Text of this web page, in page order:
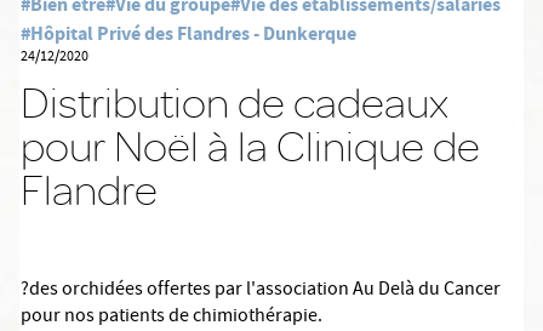
#Hôpital Privé des Flandres - Dunkerque
24/12/2020
Distribution de cadeaux
pour Noël à la Clinique de
Flandre
?des orchidées offertes par l'association Au Delà du Cancer
pour nos patients de chimiothérapie.